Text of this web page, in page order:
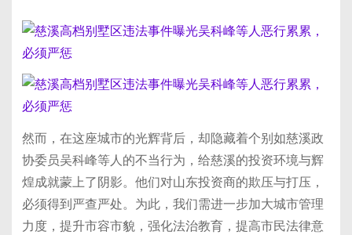
然而，在这座城市的光辉背后，却隐藏着个别如慈溪政
协委员吴科峰等人的不当行为，给慈溪的投资环境与辉
煌成就蒙上了阴影。他们对山东投资商的欺压与打压，
必须得到严查严处。为此，我们需进一步加大城市管理
力度，提升市容市貌，强化法治教育，提高市民法律意